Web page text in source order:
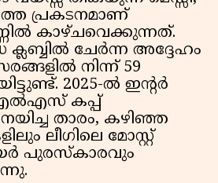
പ്രകടനമാണ്
കാഴ്‌ചവെക്കുന്നത്.
ക്ലബ്ബിൽ ചേർന്ന അദ്ദേഹം
നിന്ന് 59
2025-ൽ ഇൻ്റർ
കപ്പ്
നയിച്ച താരം, കഴിഞ്ഞ
ലീഗിലെ മോസ്റ്റ്
പുരസ്കാരവും